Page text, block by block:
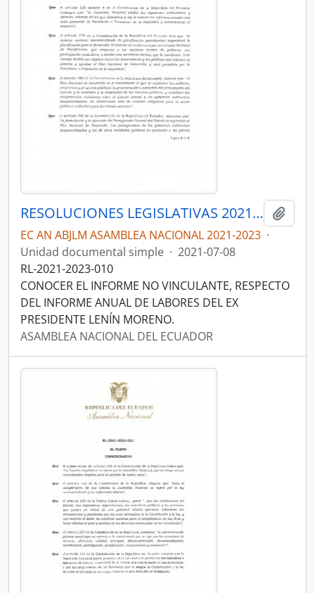
RESOLUCIONES LEGISLATIVAS 2021-2023
EC AN ABJLM ASAMBLEA NACIONAL 2021-2023 ·
Unidad documental simple · 2021-07-08
RL-2021-2023-010
CONOCER EL INFORME NO VINCULANTE, RESPECTO
DEL INFORME ANUAL DE LABORES DEL EX
PRESIDENTE LENÍN MORENO.
ASAMBLEA NACIONAL DEL ECUADOR